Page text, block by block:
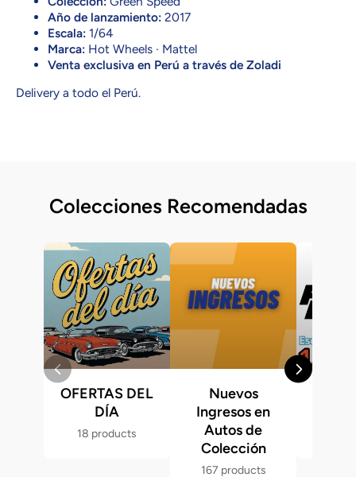
Año de lanzamiento: 2017
Escala: 1/64
Marca: Hot Wheels · Mattel
Venta exclusiva en Perú a través de Zoladi
Delivery a todo el Perú.
Colecciones Recomendadas
OFERTAS DEL
DÍA
18 products
Nuevos
Ingresos en
Autos de
Colección
167 products